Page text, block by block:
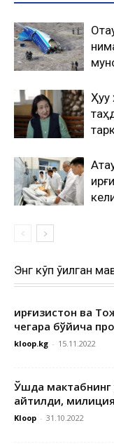
Энг кўп ўқилган
Қирғизистон ва
чегара бўйича
kloop.kg - 15.11.2022
Ўшда мактабнинг
айтилди,
Kloop - 31.10.2022